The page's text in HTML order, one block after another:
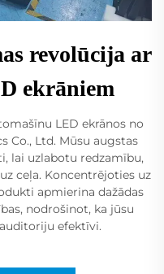
revolūcija ar
ekrāniem
LED ekrānos no
Co., Ltd. Mūsu augstas
lai uzlabotu redzamību,
ceļa. Koncentrējoties uz
apmierina dažādas
nodrošinot, ka jūsu
efektīvi.